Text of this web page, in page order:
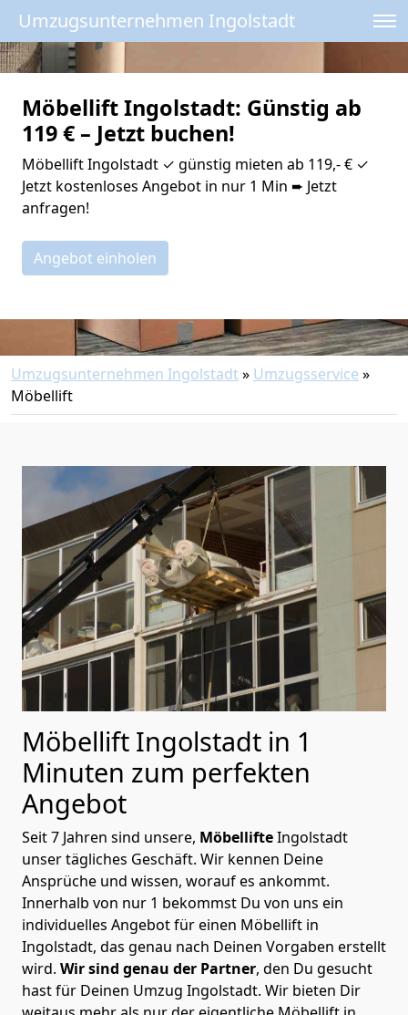
Umzugsunternehmen Ingolstadt
Möbellift Ingolstadt: Günstig ab
119 € – Jetzt buchen!
Möbellift Ingolstadt ✓ günstig mieten ab 119,- € ✓
Jetzt kostenloses Angebot in nur 1 Min ➨ Jetzt
anfragen!
Angebot einholen
Umzugsunternehmen Ingolstadt» Umzugsservice »
Möbellift
Möbellift Ingolstadt in 1
Minuten zum perfekten
Angebot
Seit 7 Jahren sind unsere, MöbellifteIngolstadt
unser tägliches Geschäft. Wir kennen Deine
Ansprüche und wissen, worauf es ankommt.
Innerhalb von nur 1 bekommst Du von uns ein
individuelles Angebot für einen Möbellift in
Ingolstadt, das genau nach Deinen Vorgaben erstellt
wird. Wir sind genau der Partner, den Du gesucht
hast für Deinen Umzug Ingolstadt. Wir bieten Dir